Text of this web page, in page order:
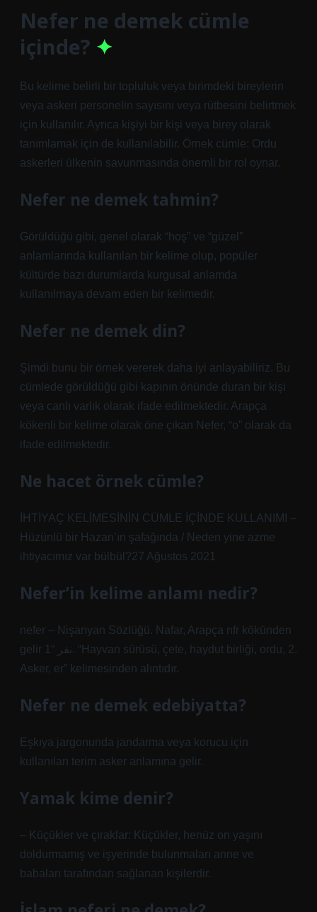
Nefer ne demek cümle
içinde?
Bu kelime belirli bir topluluk veya birimdeki bireylerin
veya askeri personelin sayısını veya rütbesini belirtmek
için kullanılır. Ayrıca kişiyi bir kişi veya birey olarak
tanımlamak için de kullanılabilir. Örnek cümle: Ordu
askerleri ülkenin savunmasında önemli bir rol oynar.
Nefer ne demek tahmin?
Görüldüğü gibi, genel olarak “hoş” ve “güzel”
anlamlarında kullanılan bir kelime olup, popüler
kültürde bazı durumlarda kurgusal anlamda
kullanılmaya devam eden bir kelimedir.
Nefer ne demek din?
Şimdi bunu bir örnek vererek daha iyi anlayabiliriz. Bu
cümlede görüldüğü gibi kapının önünde duran bir kişi
veya canlı varlık olarak ifade edilmektedir. Arapça
kökenli bir kelime olarak öne çıkan Nefer, “o” olarak da
ifade edilmektedir.
Ne hacet örnek cümle?
İHTİYAÇ KELİMESİNİN CÜMLE İÇİNDE KULLANIMI –
Hüzünlü bir Hazan’ın şafağında / Neden yine azme
ihtiyacımız var bülbül?27 Ağustos 2021
Nefer’in kelime anlamı nedir?
nefer – Nişanyan Sözlüğü. Nafar, Arapça nfr kökünden
gelir نفر “1. “Hayvan sürüsü, çete, haydut birliği, ordu, 2.
Asker, er” kelimesinden alıntıdır.
Nefer ne demek edebiyatta?
Eşkıya jargonunda jandarma veya korucu için
kullanılan terim asker anlamına gelir.
Yamak kime denir?
– Küçükler ve çıraklar: Küçükler, henüz on yaşını
doldurmamış ve işyerinde bulunmaları anne ve
babaları tarafından sağlanan kişilerdir.